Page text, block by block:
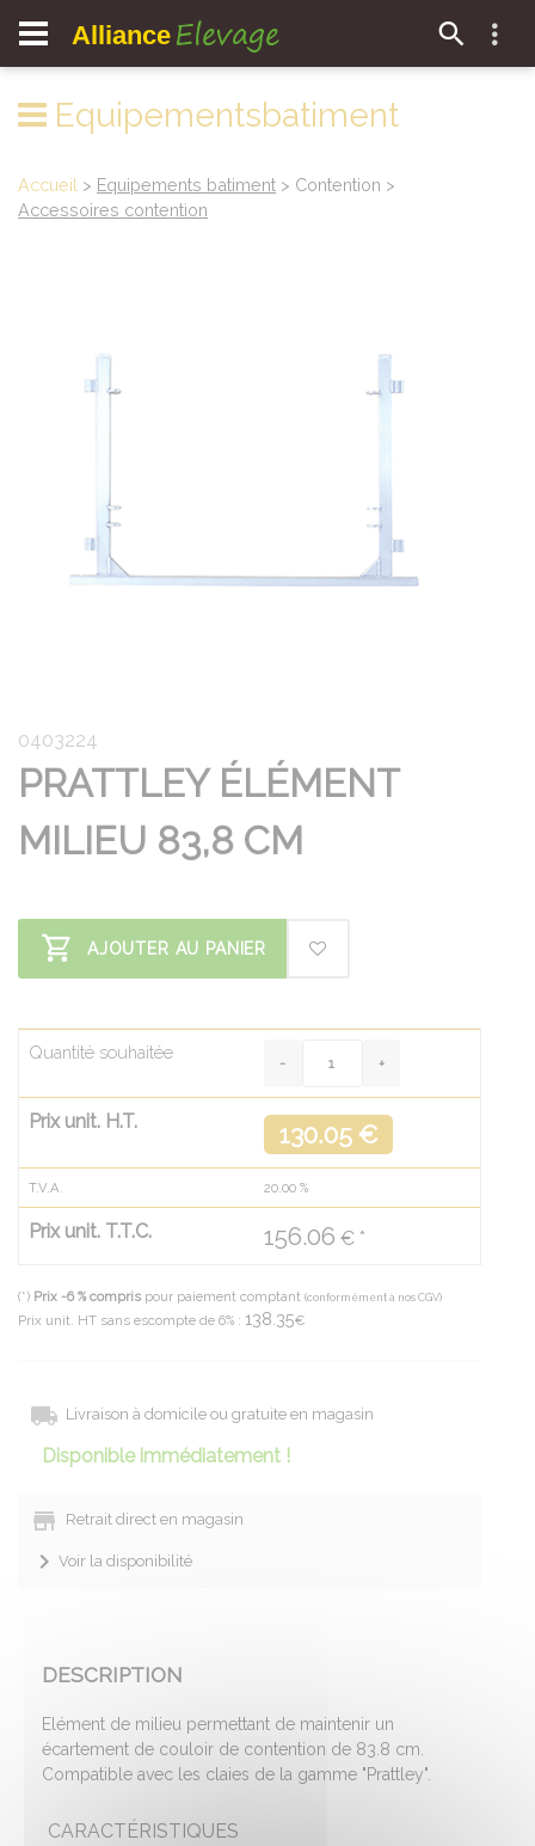
Alliance Elevage
Equipementsbatiment
Accueil > Equipements batiment > Contention >
Accessoires contention
0403224
PRATTLEY ÉLÉMENT
MILIEU 83,8 CM
AJOUTER AU PANIER
Quantité souhaitée
Prix unit. H.T. 130.05 €
T.V.A. 20.00 %
Prix unit. T.T.C. 156.06 € *
(*) Prix -6 % compris pour paiement comptant (conformément à nos CGV)
Prix unit. HT sans escompte de 6% : 138.35€
Livraison à domicile ou gratuite en magasin
Disponible immédiatement !
Retrait direct en magasin
Voir la disponibilité
DESCRIPTION
Elément de milieu permettant de maintenir un
écartement de couloir de contention de 83.8 cm.
Compatible avec les claies de la gamme "Prattley".
CARACTÉRISTIQUES